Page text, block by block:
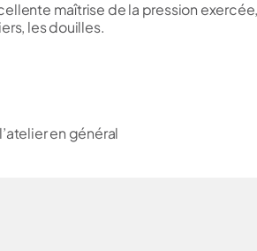
maîtrise de la pression
les douilles.
en général